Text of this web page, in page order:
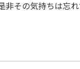
その気持ちは忘